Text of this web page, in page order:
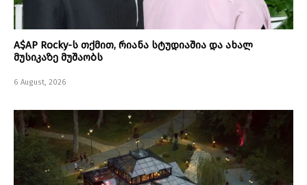
A$AP Rocky-ს თქმით, რიანა სტუდიაშია და ახალ
მუსიკაზე მუშაობს
6 August, 2026